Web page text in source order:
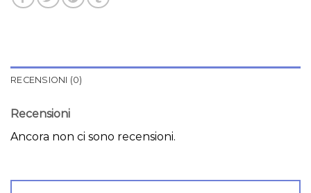
RECENSIONI (0)
Recensioni
Ancora non ci sono recensioni.